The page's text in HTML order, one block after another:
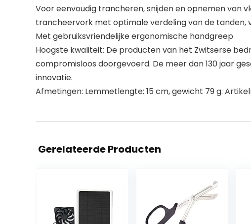
Voor eenvoudig trancheren, snijden en opnemen van
trancheervork met optimale verdeling van de tanden,
Met gebruiksvriendelijke ergonomische handgreep
Hoogste kwaliteit: De producten van het Zwitserse
compromisloos doorgevoerd. De meer dan 130 jaar
innovatie.
Afmetingen: Lemmetlengte: 15 cm, gewicht 79 g.
Gerelateerde Producten